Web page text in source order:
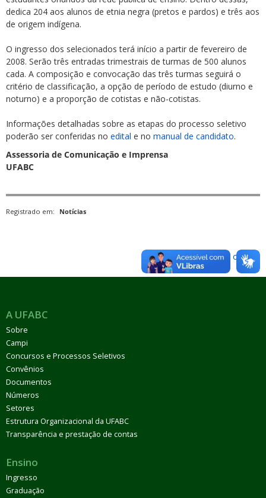
dedica 204 aos alunos de etnia negra (pretos e pardos) e três aos
de origem indígena.
O ingresso dos selecionados terá início a partir de fevereiro de
2008. Serão três entradas trimestrais de turmas de 500 alunos
cada. A composição e convocação das três turmas seguirá o
critério de classificação, a opção de período de estudo (diurno e
noturno) e a proporção de cotistas e não-cotistas.
Informações detalhadas sobre as etapas do processo seletivo
poderão ser conferidas no edital e no manual de candidato.
Assessoria de Comunicação e Imprensa
UFABC
Registrado em: Notícias
Voltar para o topo
A UFABC
Sobre
Campi
Concursos e Processos Seletivos
Convênios
Documentos
Números
Setores
Estrutura Organizacional da UFABC
Transparência e prestação de contas
Ensino
Ingresso
Graduação